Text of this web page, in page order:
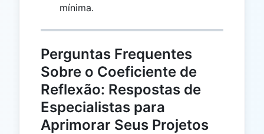
mínima.
Perguntas Frequentes
Sobre o Coeficiente de
Reflexão: Respostas de
Especialistas para
Aprimorar Seus Projetos